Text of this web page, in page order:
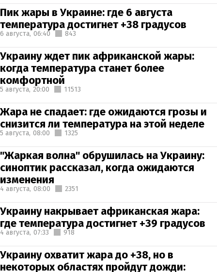
Пик жары в Украине: где 6 августа
температура достигнет +38 градусов
6 августа, 06:40 843
Украину ждет пик африканской жары:
когда температура станет более
комфортной
5 августа, 20:00 11513
Жара не спадает: где ожидаются грозы и
снизится ли температура на этой неделе
5 августа, 08:00 1325
"Жаркая волна" обрушилась на Украину:
синоптик рассказал, когда ожидаются
изменения
4 августа, 08:00 2351
Украину накрывает африканская жара:
где температура достигнет +39 градусов
4 августа, 07:33 918
Украину охватит жара до +38, но в
некоторых областях пройдут дожди: